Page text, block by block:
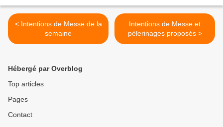
< Intentions de Messe de la
semaine
Intentions de Messe et
pèlerinages proposés >
Hébergé par Overblog
Top articles
Pages
Contact